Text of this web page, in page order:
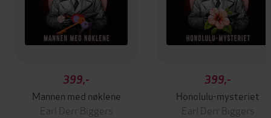
399,-
Mannen med nøklene
Earl Derr Biggers
399,-
Honolulu-mysteriet
Earl Derr Biggers